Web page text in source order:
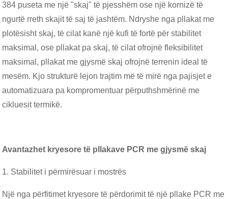
384 puseta me një "skaj" të pjesshëm ose një kornizë të
ngurtë rreth skajit të saj të jashtëm. Ndryshe nga pllakat me
plotësisht skaj, të cilat kanë një kufi të fortë për stabilitet
maksimal, ose pllakat pa skaj, të cilat ofrojnë fleksibilitet
maksimal, pllakat me gjysmë skaj ofrojnë terrenin ideal të
mesëm. Kjo strukturë lejon trajtim më të mirë nga pajisjet e
automatizuara pa kompromentuar përputhshmërinë me
cikluesit termikë.
Avantazhet kryesore të pllakave PCR me gjysmë skaj
1. Stabilitet i përmirësuar i mostrës
Një nga përfitimet kryesore të përdorimit të një pllake PCR me